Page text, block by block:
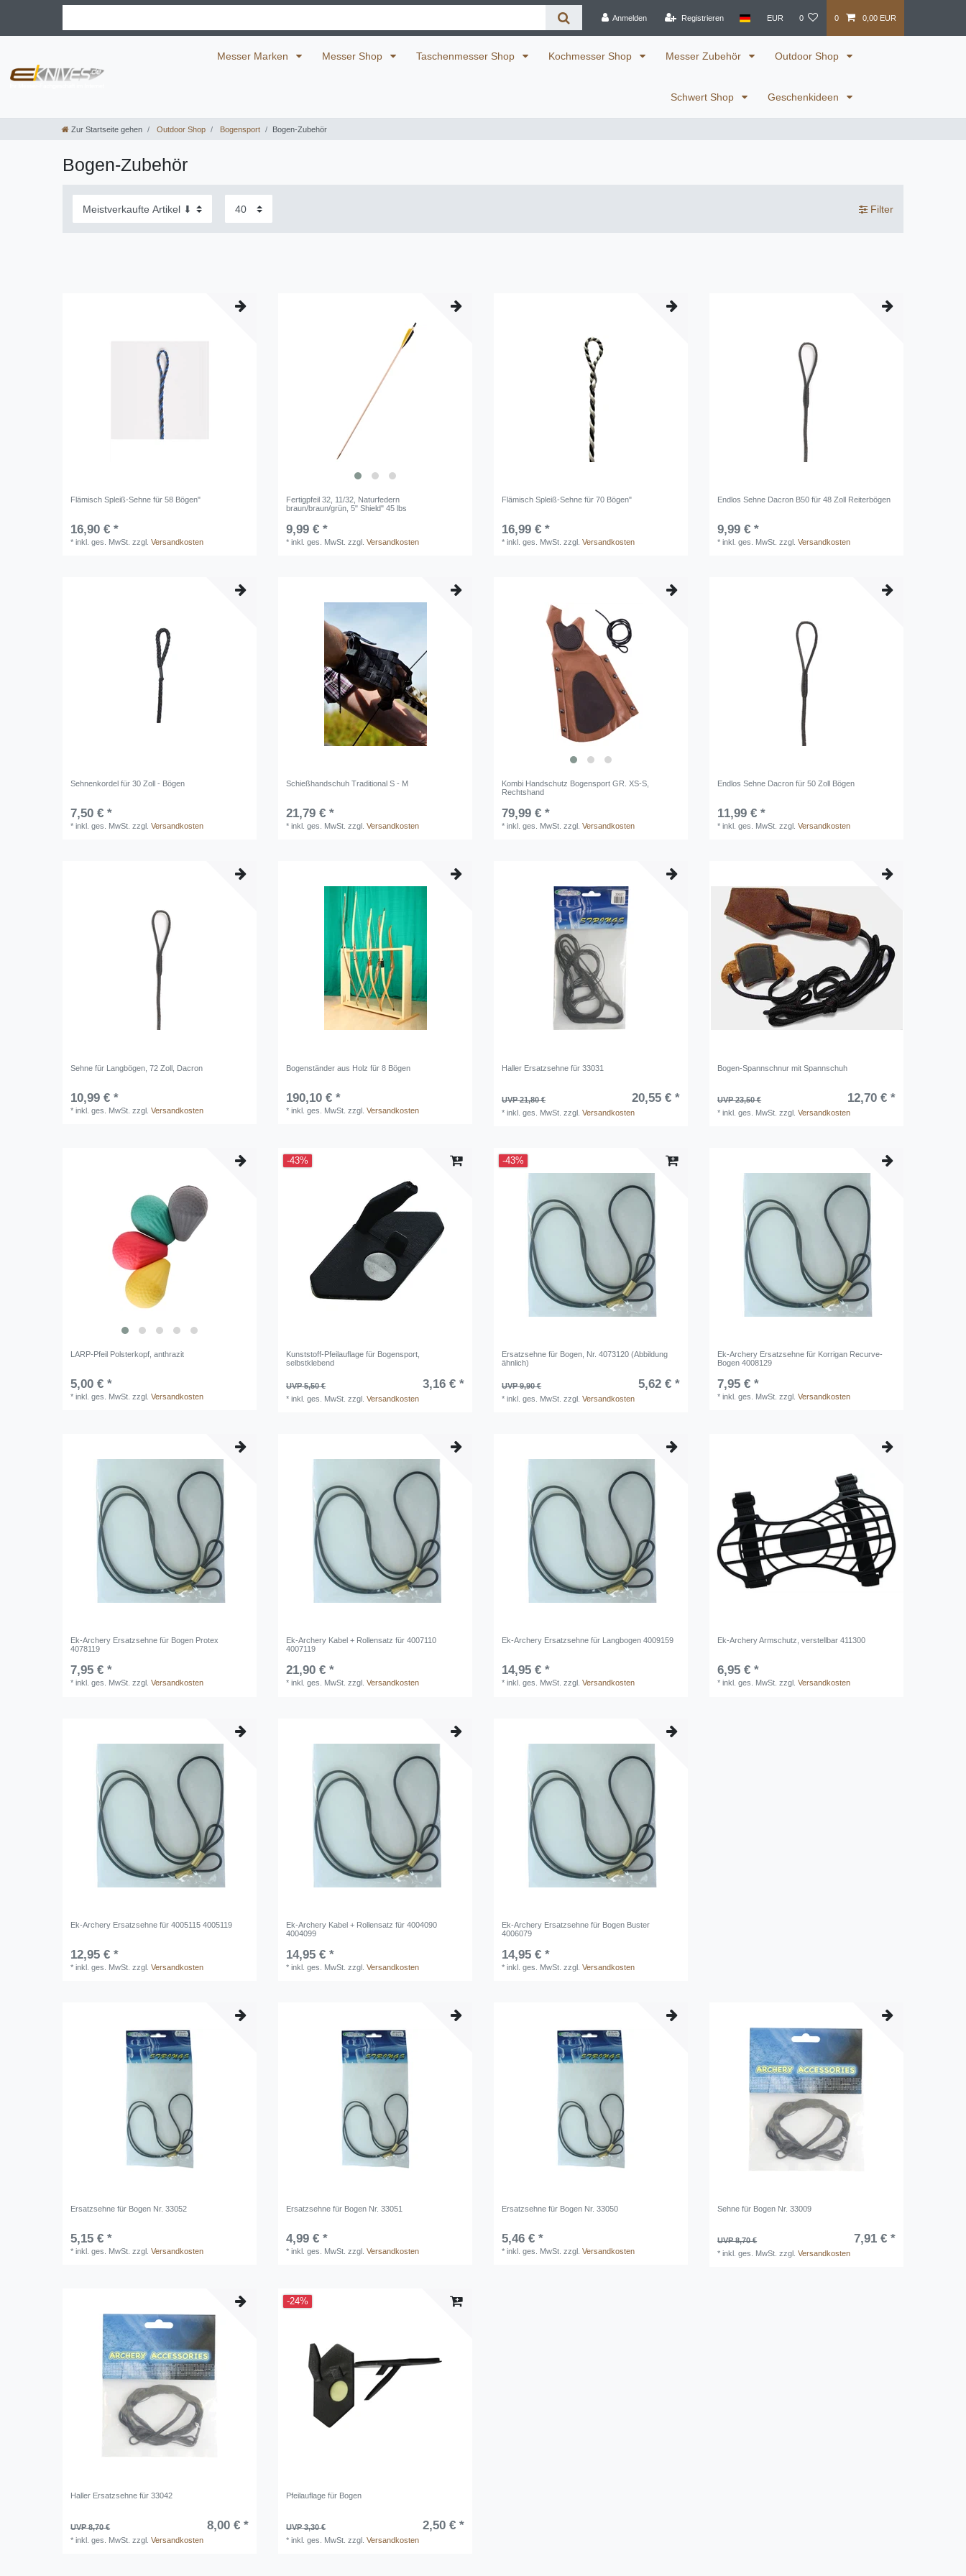
Anmelden Registrieren EUR 0 0 0,00 EUR
Messer Marken Messer Shop Taschenmesser Shop Kochmesser Shop Messer Zubehör Outdoor Shop
Schwert Shop Geschenkideen
Zur Startseite gehen Outdoor Shop Bogensport Bogen-Zubehör
Bogen-Zubehör
Filter
Flämisch Spleiß-Sehne für 58 Bögen"
16,90 € *
*inkl. ges. MwSt. zzgl.Versandkosten
Fertigpfeil 32, 11/32, Naturfedern
braun/braun/grün, 5" Shield" 45 lbs
9,99 € *
*inkl. ges. MwSt. zzgl.Versandkosten
Flämisch Spleiß-Sehne für 70 Bögen"
16,99 € *
*inkl. ges. MwSt. zzgl.Versandkosten
Endlos Sehne Dacron B50 für 48 Zoll Reiterbögen
9,99 € *
*inkl. ges. MwSt. zzgl.Versandkosten
Sehnenkordel für 30 Zoll - Bögen
7,50 € *
*inkl. ges. MwSt. zzgl.Versandkosten
Schießhandschuh Traditional S - M
21,79 € *
*inkl. ges. MwSt. zzgl.Versandkosten
Kombi Handschutz Bogensport GR. XS-S,
Rechtshand
79,99 € *
*inkl. ges. MwSt. zzgl.Versandkosten
Endlos Sehne Dacron für 50 Zoll Bögen
11,99 € *
*inkl. ges. MwSt. zzgl.Versandkosten
Sehne für Langbögen, 72 Zoll, Dacron
10,99 € *
*inkl. ges. MwSt. zzgl.Versandkosten
Bogenständer aus Holz für 8 Bögen
190,10 € *
*inkl. ges. MwSt. zzgl.Versandkosten
Haller Ersatzsehne für 33031
UVP 21,80 € 20,55 € *
*inkl. ges. MwSt. zzgl.Versandkosten
Bogen-Spannschnur mit Spannschuh
UVP 23,50 € 12,70 € *
*inkl. ges. MwSt. zzgl.Versandkosten
LARP-Pfeil Polsterkopf, anthrazit
5,00 € *
*inkl. ges. MwSt. zzgl.Versandkosten
-43%
Kunststoff-Pfeilauflage für Bogensport,
selbstklebend
UVP 5,50 € 3,16 € *
*inkl. ges. MwSt. zzgl.Versandkosten
-43%
Ersatzsehne für Bogen, Nr. 4073120 (Abbildung
ähnlich)
UVP 9,90 € 5,62 € *
*inkl. ges. MwSt. zzgl.Versandkosten
Ek-Archery Ersatzsehne für Korrigan Recurve-
Bogen 4008129
7,95 € *
*inkl. ges. MwSt. zzgl.Versandkosten
Ek-Archery Ersatzsehne für Bogen Protex
4078119
7,95 € *
*inkl. ges. MwSt. zzgl.Versandkosten
Ek-Archery Kabel + Rollensatz für 4007110
4007119
21,90 € *
*inkl. ges. MwSt. zzgl.Versandkosten
Ek-Archery Ersatzsehne für Langbogen 4009159
14,95 € *
*inkl. ges. MwSt. zzgl.Versandkosten
Ek-Archery Armschutz, verstellbar 411300
6,95 € *
*inkl. ges. MwSt. zzgl.Versandkosten
Ek-Archery Ersatzsehne für 4005115 4005119
12,95 € *
*inkl. ges. MwSt. zzgl.Versandkosten
Ek-Archery Kabel + Rollensatz für 4004090
4004099
14,95 € *
*inkl. ges. MwSt. zzgl.Versandkosten
Ek-Archery Ersatzsehne für Bogen Buster
4006079
14,95 € *
*inkl. ges. MwSt. zzgl.Versandkosten
Ersatzsehne für Bogen Nr. 33052
5,15 € *
*inkl. ges. MwSt. zzgl.Versandkosten
Ersatzsehne für Bogen Nr. 33051
4,99 € *
*inkl. ges. MwSt. zzgl.Versandkosten
Ersatzsehne für Bogen Nr. 33050
5,46 € *
*inkl. ges. MwSt. zzgl.Versandkosten
Sehne für Bogen Nr. 33009
UVP 8,70 € 7,91 € *
*inkl. ges. MwSt. zzgl.Versandkosten
Haller Ersatzsehne für 33042
UVP 8,70 € 8,00 € *
*inkl. ges. MwSt. zzgl.Versandkosten
-24%
Pfeilauflage für Bogen
UVP 3,30 € 2,50 € *
*inkl. ges. MwSt. zzgl.Versandkosten